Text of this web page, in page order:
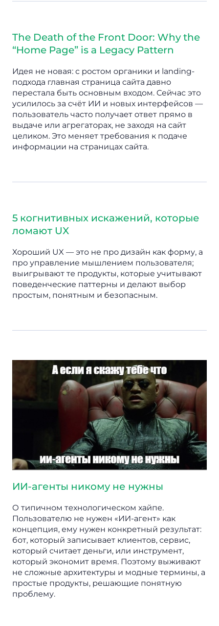
The Death of the Front Door: Why the
“Home Page” is a Legacy Pattern
Идея не новая: с ростом органики и landing-
подхода главная страница сайта давно
перестала быть основным входом. Сейчас это
усилилось за счёт ИИ и новых интерфейсов —
пользователь часто получает ответ прямо в
выдаче или агрегаторах, не заходя на сайт
целиком. Это меняет требования к подаче
информации на страницах сайта.
5 когнитивных искажений, которые
ломают UX
Хороший UX — это не про дизайн как форму, а
про управление мышлением пользователя;
выигрывают те продукты, которые учитывают
поведенческие паттерны и делают выбор
простым, понятным и безопасным.
ИИ-агенты никому не нужны
О типичном технологическом хайпе.
Пользователю не нужен «ИИ-агент» как
концепция, ему нужен конкретный результат:
бот, который записывает клиентов, сервис,
который считает деньги, или инструмент,
который экономит время. Поэтому выживают
не сложные архитектуры и модные термины, а
простые продукты, решающие понятную
проблему.